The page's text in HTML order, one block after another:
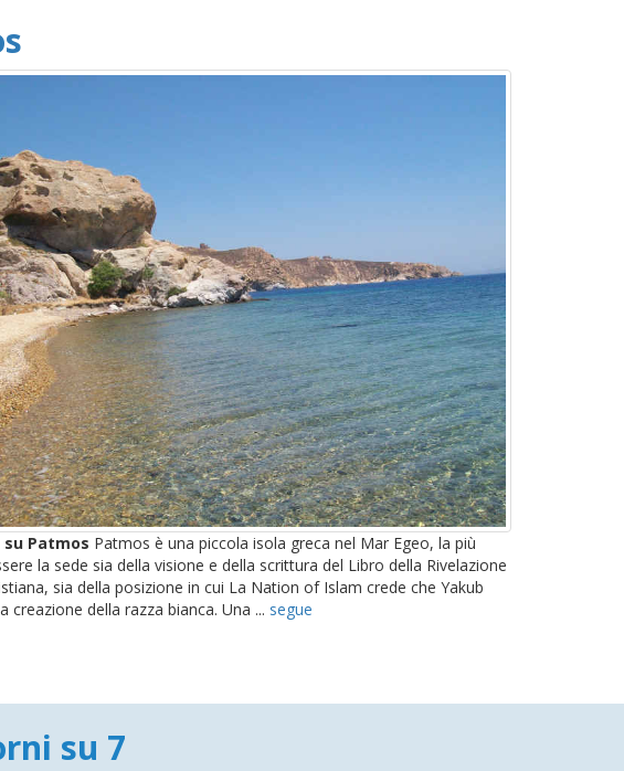
Patmos Patmos è una piccola isola greca nel Mar Egeo, la più
la sede sia della visione e della scrittura del Libro della Rivelazione
sia della posizione in cui La Nation of Islam crede che Yakub
creazione della razza bianca. Una ... segue
su 7